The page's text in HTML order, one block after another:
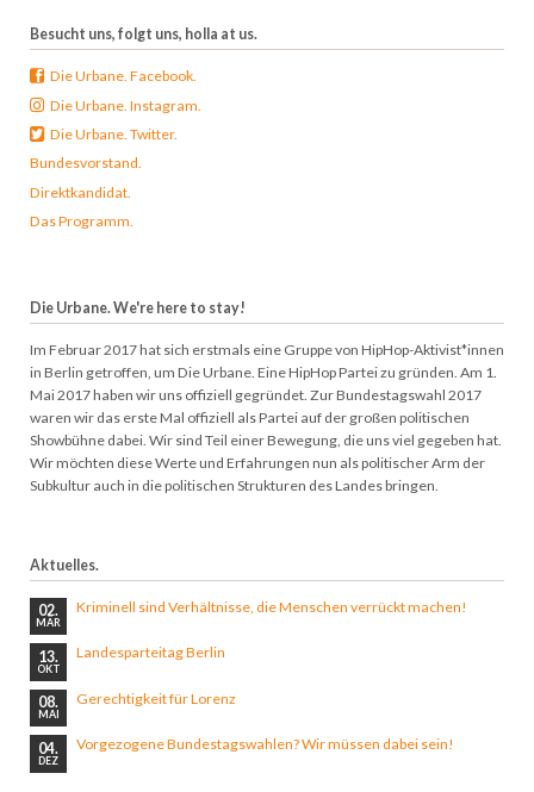
Besucht uns, folgt uns, holla at us.
Die Urbane. Facebook.
Die Urbane. Instagram.
Die Urbane. Twitter.
Bundesvorstand.
Direktkandidat.
Das Programm.
Die Urbane. We're here to stay!
Im Februar 2017 hat sich erstmals eine Gruppe von HipHop-Aktivist*innen
in Berlin getroffen, um Die Urbane. Eine HipHop Partei zu gründen. Am 1.
Mai 2017 haben wir uns offiziell gegründet. Zur Bundestagswahl 2017
waren wir das erste Mal offiziell als Partei auf der großen politischen
Showbühne dabei. Wir sind Teil einer Bewegung, die uns viel gegeben hat.
Wir möchten diese Werte und Erfahrungen nun als politischer Arm der
Subkultur auch in die politischen Strukturen des Landes bringen.
Aktuelles.
02.
MÄR
Kriminell sind Verhältnisse, die Menschen verrückt machen!
13.
OKT
Landesparteitag Berlin
08.
MAI
Gerechtigkeit für Lorenz
04.
DEZ
Vorgezogene Bundestagswahlen? Wir müssen dabei sein!